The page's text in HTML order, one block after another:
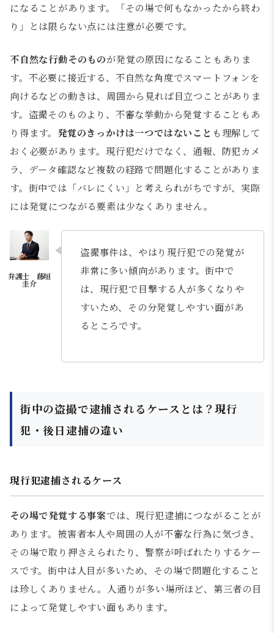
になることがあります。「その場で何もなかったから終わ
り」とは限らない点には注意が必要です。
不自然な行動そのものが発覚の原因になることもありま
す。不必要に接近する、不自然な角度でスマートフォンを
向けるなどの動きは、周囲から見れば目立つことがありま
す。盗撮そのものより、不審な挙動から発覚することもあ
り得ます。 発覚のきっかけは一つではないこと も理解して
おく必要があります。現行犯だけでなく、通報、防犯カメ
ラ、データ確認など複数の経路で問題化することがありま
す。街中では「バレにくい」と考えられがちですが、実際
には発覚につながる要素は少なくありません。
盗撮事件は、やはり現行犯での発覚が
非常に多い傾向があります。街中で
は、現行犯で目撃する人が多くなりや
すいため、その分発覚しやすい面があ
るところです。
街中の盗撮で逮捕されるケースとは？現行
犯・後日逮捕の違い
現行犯逮捕されるケース
その場で発覚する事案では、現行犯逮捕につながることが
あります。被害者本人や周囲の人が不審な行為に気づき、
その場で取り押さえられたり、警察が呼ばれたりするケー
スです。街中は人目が多いため、その場で問題化すること
は珍しくありません。人通りが多い場所ほど、第三者の目
によって発覚しやすい面もあります。